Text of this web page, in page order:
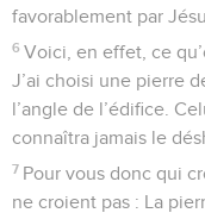
favorablement par
6 Voici, en effet, ce
J’ai choisi une pierre
l’angle de l’édifice.
connaîtra jamais le
7 Pour vous donc qui
ne croient pas : La